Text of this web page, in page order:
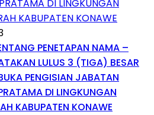
PENETAPAN NAMA –
LULUS 3 (TIGA) BESAR
PENGISIAN JABATAN
DI LINGKUNGAN
KABUPATEN KONAWE